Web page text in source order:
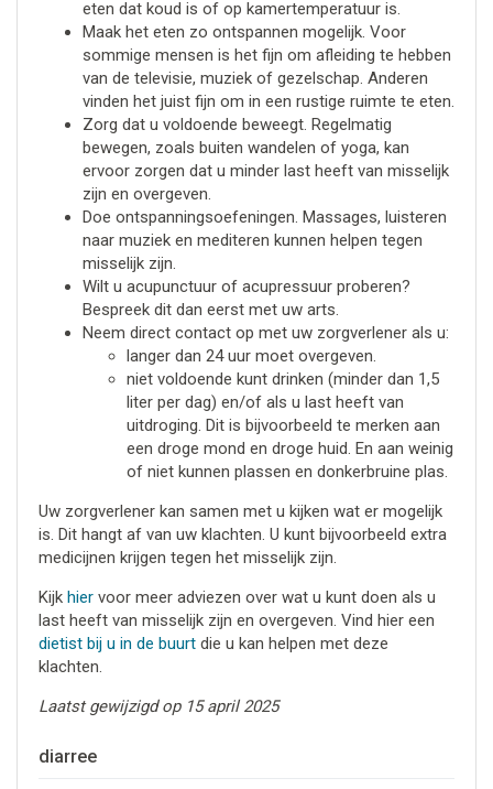
eten dat koud is of op kamertemperatuur is.
Maak het eten zo ontspannen mogelijk. Voor
sommige mensen is het fijn om afleiding te hebben
van de televisie, muziek of gezelschap. Anderen
vinden het juist fijn om in een rustige ruimte te eten.
Zorg dat u voldoende beweegt. Regelmatig
bewegen, zoals buiten wandelen of yoga, kan
ervoor zorgen dat u minder last heeft van misselijk
zijn en overgeven.
Doe ontspanningsoefeningen. Massages, luisteren
naar muziek en mediteren kunnen helpen tegen
misselijk zijn.
Wilt u acupunctuur of acupressuur proberen?
Bespreek dit dan eerst met uw arts.
Neem direct contact op met uw zorgverlener als u:
langer dan 24 uur moet overgeven.
niet voldoende kunt drinken (minder dan 1,5
liter per dag) en/of als u last heeft van
uitdroging. Dit is bijvoorbeeld te merken aan
een droge mond en droge huid. En aan weinig
of niet kunnen plassen en donkerbruine plas.
Uw zorgverlener kan samen met u kijken wat er mogelijk
is. Dit hangt af van uw klachten. U kunt bijvoorbeeld extra
medicijnen krijgen tegen het misselijk zijn.
Kijk hiervoor meer adviezen over wat u kunt doen als u
last heeft van misselijk zijn en overgeven. Vind hier een
dietist bij u in de buurtdie u kan helpen met deze
klachten.
Laatst gewijzigd op 15 april 2025
diarree